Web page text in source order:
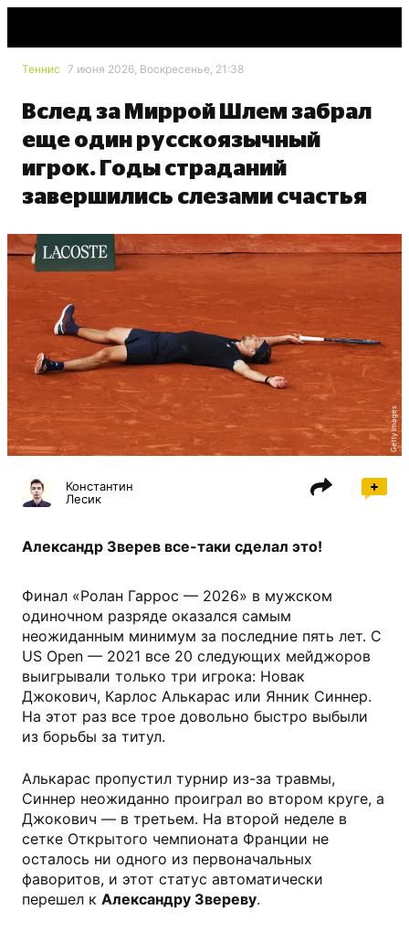
Теннис 7 июня 2026, Воскресенье, 21:38
Вслед за Миррой Шлем забрал
еще один русскоязычный
игрок. Годы страданий
завершились слезами счастья
Getty Images
Константин
Лесик
Александр Зверев все-таки сделал это!
Финал «Ролан Гаррос — 2026» в мужском
одиночном разряде оказался самым
неожиданным минимум за последние пять лет. С
US Open — 2021 все 20 следующих мейджоров
выигрывали только три игрока: Новак
Джокович, Карлос Алькарас или Янник Синнер.
На этот раз все трое довольно быстро выбыли
из борьбы за титул.
Алькарас пропустил турнир из-за травмы,
Синнер неожиданно проиграл во втором круге, а
Джокович — в третьем. На второй неделе в
сетке Открытого чемпионата Франции не
осталось ни одного из первоначальных
фаворитов, и этот статус автоматически
перешел к Александру Звереву.